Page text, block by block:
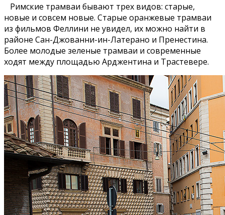
Римские трамваи бывают трех видов: старые,
новые и совсем новые. Старые оранжевые трамваи
из фильмов Феллини не увидел, их можно найти в
районе Сан-Джованни-ин-Латерано и Пренестина.
Более молодые зеленые трамваи и современные
ходят между площадью Арджентина и Трастевере.